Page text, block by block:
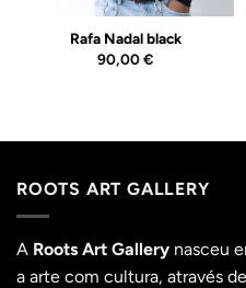
Rafa Nadal black
90,00€
ROOTS ART GALLERY
A Roots Art Gallery nasceu
a arte com cultura, através